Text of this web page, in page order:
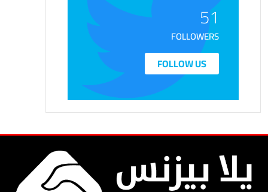
51
FOLLOWERS
FOLLOW US